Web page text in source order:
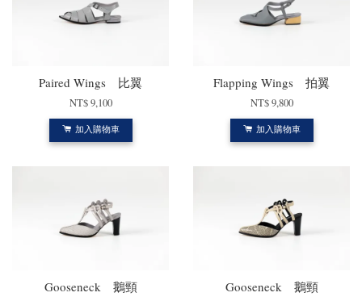
Paired Wings 比翼
NT$ 9,100
加入購物車
Flapping Wings 拍翼
NT$ 9,800
加入購物車
Gooseneck 鵝頸 Gooseneck 鵝頸